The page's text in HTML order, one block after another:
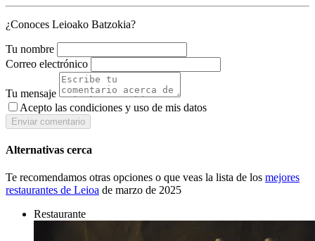
¿Conoces Leioako Batzokia?
Tu nombre
Correo electrónico
Tu mensaje
Acepto las condiciones y uso de mis datos
Enviar comentario
Alternativas cerca
Te recomendamos otras opciones o que veas la lista de los mejores
restaurantes de Leioa de marzo de 2025
Restaurante